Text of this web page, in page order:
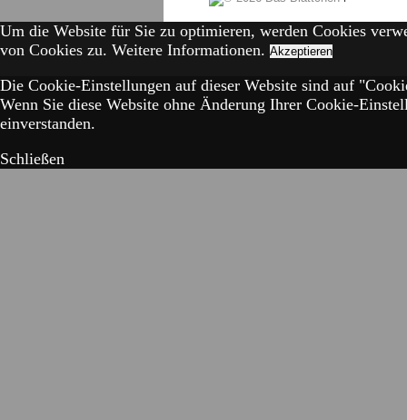
Um die Website für Sie zu optimieren, werden Cookies
von Cookies zu. Weitere Informationen. Akzeptieren
Die Cookie-Einstellungen auf dieser Website sind auf
Wenn Sie diese Website ohne Änderung Ihrer Cookie-
einverstanden.
Schließen